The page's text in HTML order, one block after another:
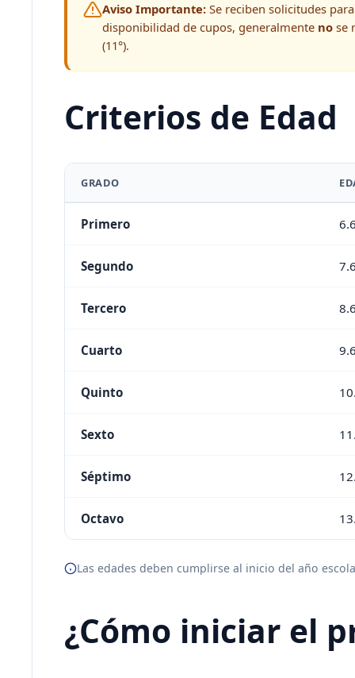
Aviso Importante: Se reciben solicitudes
disponibilidad de cupos, generalmente no se
(11°).
Criterios de Edad
GRADO
Primero
Segundo
Tercero
Cuarto
Quinto
Sexto
Séptimo
Octavo
Las edades deben cumplirse al inicio del año
¿Cómo iniciar el